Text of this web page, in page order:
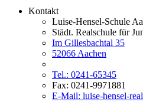
Kontakt
Luise-Hensel-Schule
Städt. Realschule für
Im Gillesbachtal 35
52066 Aachen
Tel.: 0241-65345
Fax: 0241-9971881
E-Mail: luise-hensel-